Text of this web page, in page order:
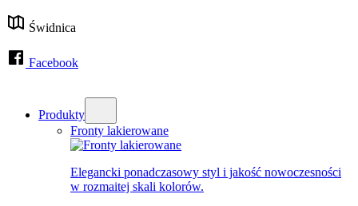
Świdnica
Facebook
Produkty
Fronty lakierowane
Elegancki ponadczasowy styl i jakość nowoczesności
w rozmaitej skali kolorów.